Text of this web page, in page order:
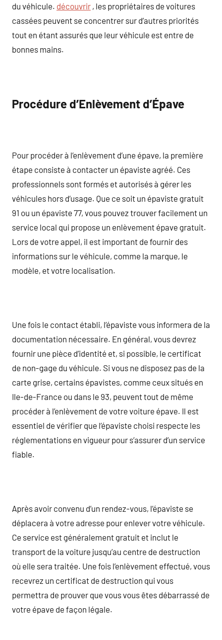
du véhicule. découvrir , les propriétaires de voitures
cassées peuvent se concentrer sur d’autres priorités
tout en étant assurés que leur véhicule est entre de
bonnes mains.
Procédure d’Enlèvement d’Épave
Pour procéder à l’enlèvement d’une épave, la première
étape consiste à contacter un épaviste agréé. Ces
professionnels sont formés et autorisés à gérer les
véhicules hors d’usage. Que ce soit un épaviste gratuit
91 ou un épaviste 77, vous pouvez trouver facilement un
service local qui propose un enlèvement épave gratuit.
Lors de votre appel, il est important de fournir des
informations sur le véhicule, comme la marque, le
modèle, et votre localisation.
Une fois le contact établi, l’épaviste vous informera de la
documentation nécessaire. En général, vous devrez
fournir une pièce d’identité et, si possible, le certificat
de non-gage du véhicule. Si vous ne disposez pas de la
carte grise, certains épavistes, comme ceux situés en
Ile-de-France ou dans le 93, peuvent tout de même
procéder à l’enlèvement de votre voiture épave. Il est
essentiel de vérifier que l’épaviste choisi respecte les
réglementations en vigueur pour s’assurer d’un service
fiable.
Après avoir convenu d’un rendez-vous, l’épaviste se
déplacera à votre adresse pour enlever votre véhicule.
Ce service est généralement gratuit et inclut le
transport de la voiture jusqu’au centre de destruction
où elle sera traitée. Une fois l’enlèvement effectué, vous
recevrez un certificat de destruction qui vous
permettra de prouver que vous vous êtes débarrassé de
votre épave de façon légale.